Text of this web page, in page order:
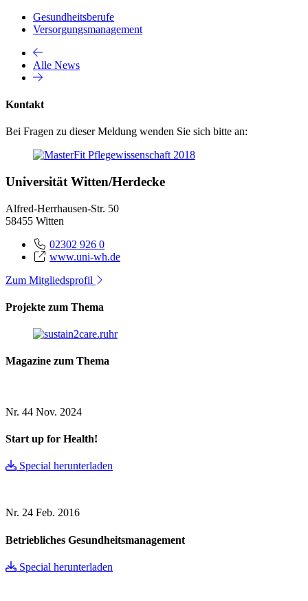
Gesundheitsberufe
Versorgungsmanagement
Alle News
Kontakt
Bei Fragen zu dieser Meldung wenden Sie sich bitte an:
Universität Witten/Herdecke
Alfred-Herrhausen-Str. 50
58455 Witten
02302 926 0
www.uni-wh.de
Zum Mitgliedsprofil
Projekte zum Thema
Magazine zum Thema
Nr. 44 Nov. 2024
Start up for Health!
Special herunterladen
Nr. 24 Feb. 2016
Betriebliches Gesundheitsmanagement
Special herunterladen